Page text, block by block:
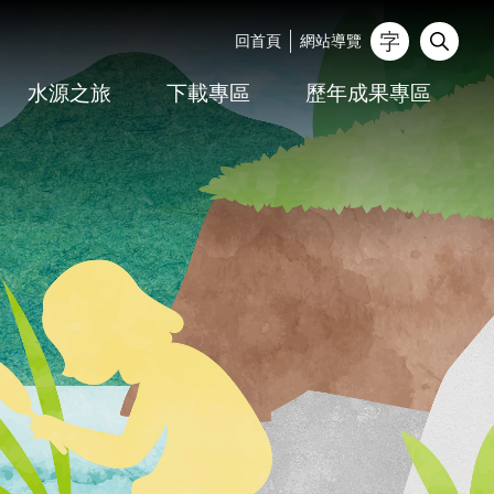
回首頁 網站導覽
水源之旅 下載專區 歷年成果專區